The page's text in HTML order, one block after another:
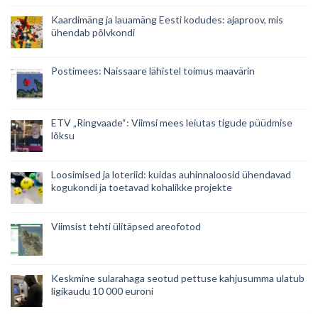
Kaardimäng ja lauamäng Eesti kodudes: ajaproov, mis
ühendab põlvkondi
Postimees: Naissaare lähistel toimus maavärin
ETV „Ringvaade“: Viimsi mees leiutas tigude püüdmise
lõksu
Loosimised ja loteriid: kuidas auhinnaloosid ühendavad
kogukondi ja toetavad kohalikke projekte
Viimsist tehti ülitäpsed areofotod
Keskmine sularahaga seotud pettuse kahjusumma ulatub
ligikaudu 10 000 euroni